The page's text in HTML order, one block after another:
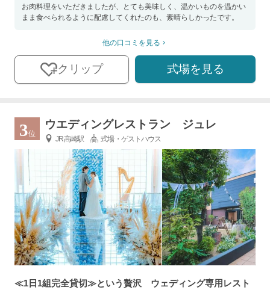
お肉料理をいただきましたが、とても美味しく、温かいものを温かい
まま食べられるように配慮してくれたのも、素晴らしかったです。
他の口コミを見る
クリップ 式場を見る
3位
ウエディングレストラン ジュレ
JR高崎駅 式場・ゲストハウス
≪1日1組完全貸切≫という贅沢 ウェディング専用レスト